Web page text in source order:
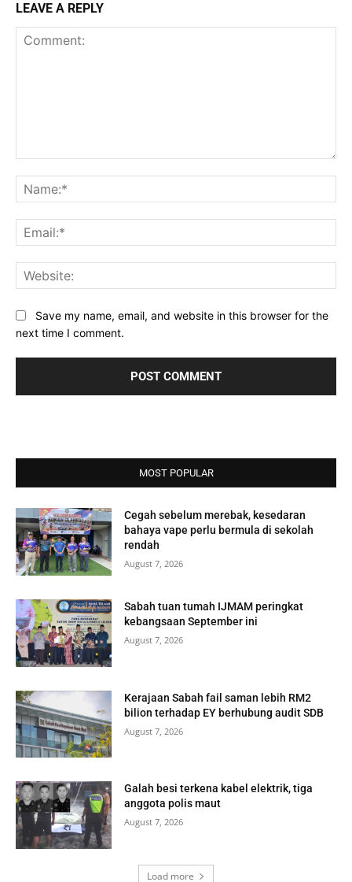
LEAVE A REPLY
Save my name, email, and website in this browser for the
next time I comment.
MOST POPULAR
Cegah sebelum merebak, kesedaran
bahaya vape perlu bermula di sekolah
rendah
August 7, 2026
Sabah tuan tumah IJMAM peringkat
kebangsaan September ini
August 7, 2026
Kerajaan Sabah fail saman lebih RM2
bilion terhadap EY berhubung audit SDB
August 7, 2026
Galah besi terkena kabel elektrik, tiga
anggota polis maut
August 7, 2026
Load more